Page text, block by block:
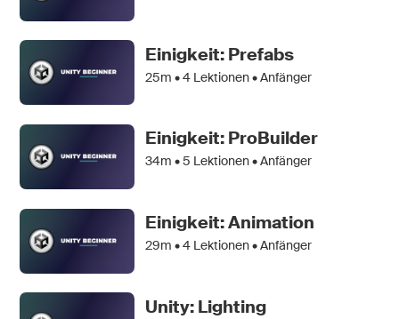
Einigkeit: Prefabs
25m •4 Lektionen • Anfänger
Einigkeit: ProBuilder
34m •5 Lektionen • Anfänger
Einigkeit: Animation
29m •4 Lektionen • Anfänger
Unity: Lighting